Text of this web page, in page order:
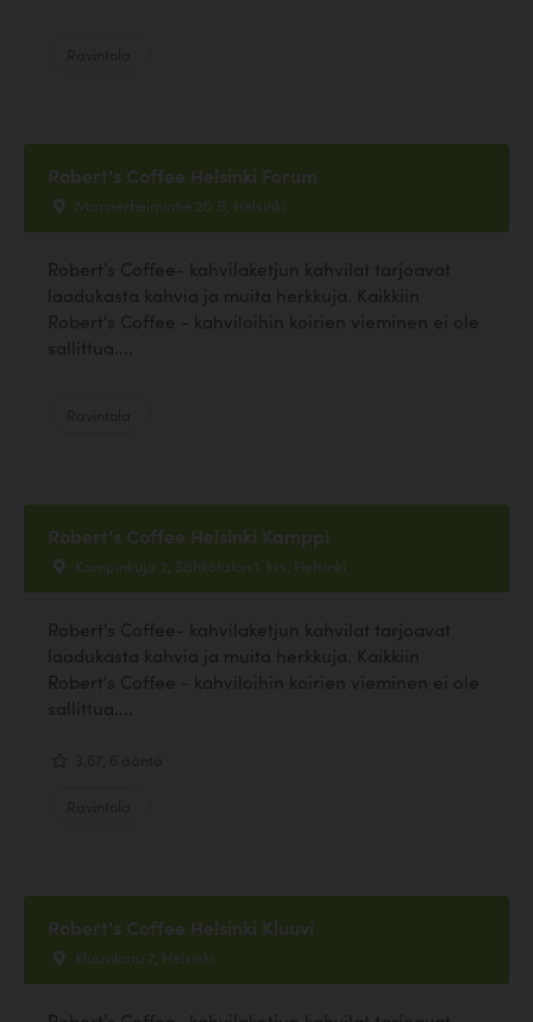
Robert's Coffee Helsinki Forum
Mannerheimintie 20 B, Helsinki
Robert's Coffee- kahvilaketjun kahvilat tarjoavat
laadukasta kahvia ja muita herkkuja. Kaikkiin
Robert's Coffee - kahviloihin koirien vieminen ei ole
sallittua....
Robert's Coffee Helsinki Kamppi
Kampinkuja 2, Sähkötalon 1. krs, Helsinki
Robert's Coffee- kahvilaketjun kahvilat tarjoavat
laadukasta kahvia ja muita herkkuja. Kaikkiin
Robert's Coffee - kahviloihin koirien vieminen ei ole
sallittua....
Robert's Coffee Helsinki Kluuvi
Kluuvikatu 7, Helsinki